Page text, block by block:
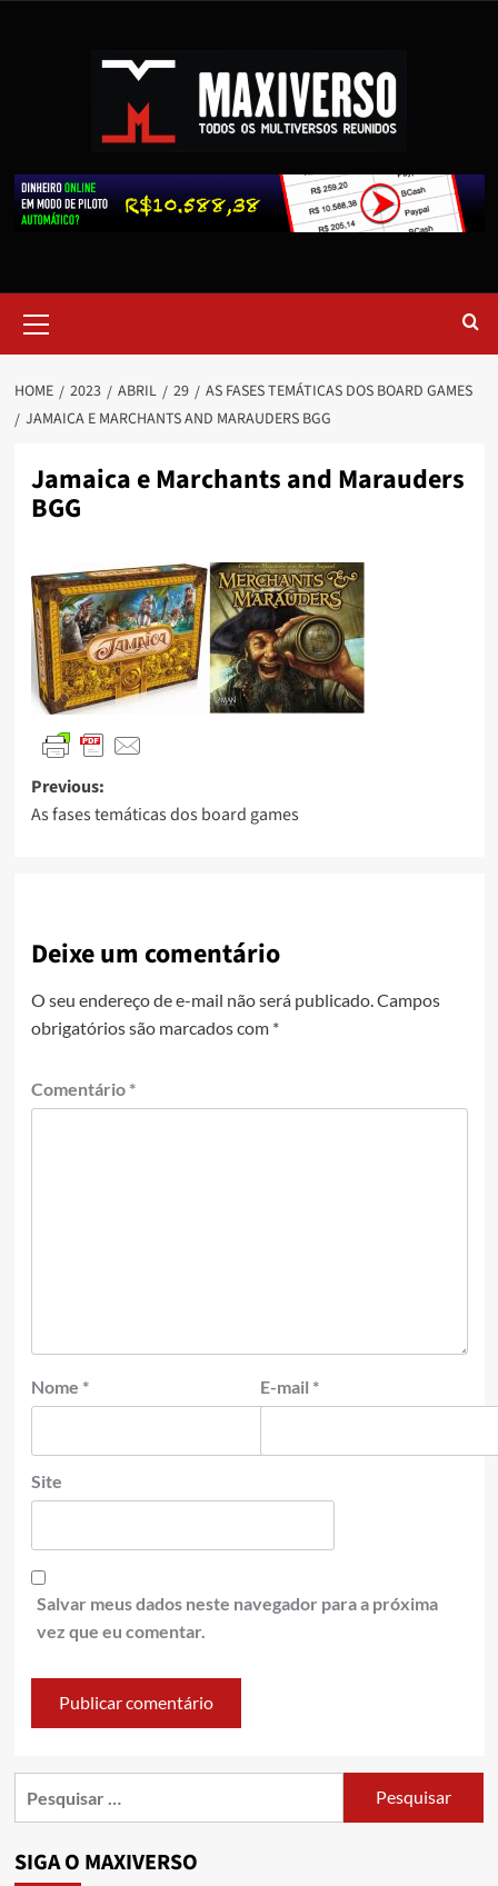
HOME 2023 ABRIL 29
AS FASES TEMÁTICAS DOS BOARD GAMES
JAMAICA E MARCHANTS AND MARAUDERS BGG
Jamaica e Marchants and Marauders
BGG
Previous:
As fases temáticas dos board games
Deixe um comentário
O seu endereço de e-mail não será publicado. Campos
obrigatórios são marcados com *
Comentário *
Nome * E-mail *
Site
Salvar meus dados neste navegador para a próxima
vez que eu comentar.
SIGA O MAXIVERSO